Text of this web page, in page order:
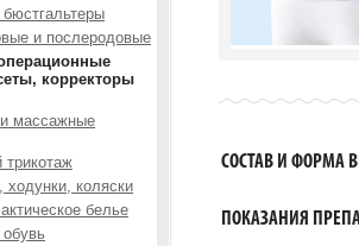
и послеродовые
корректоры
и массажные
трикотаж
ходунки, коляски
белье
СОСТАВ И ФОРМА
ПОКАЗАНИЯ